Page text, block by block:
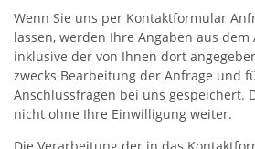
Wenn Sie uns per Kontaktformular
lassen, werden Ihre Angaben aus
inklusive der von Ihnen dort
zwecks Bearbeitung der Anfrage und
Anschlussfragen bei uns gespeichert.
nicht ohne Ihre Einwilligung weiter.
Die Verarbeitung der in das